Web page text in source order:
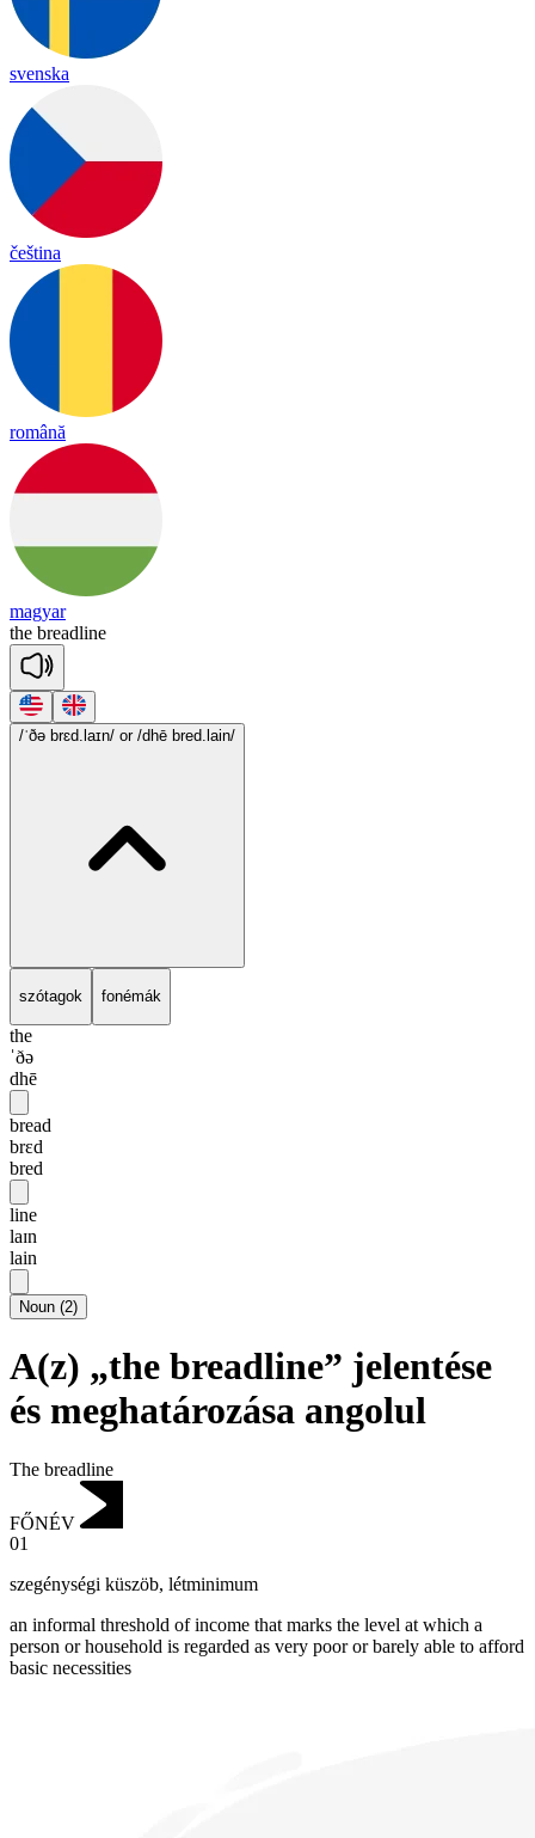
svenska
čeština
română
magyar
the breadline
/ˈðə brɛd.laɪn/ or /dhē bred.lain/
szótagok fonémák
the
ˈðə
dhē
bread
brɛd
bred
line
laɪn
lain
Noun (2)
A(z) „the breadline” jelentése
és meghatározása angolul
The breadline
FŐNÉV
01
szegénységi küszöb, létminimum
an informal threshold of income that marks the level at which a
person or household is regarded as very poor or barely able to afford
basic necessities